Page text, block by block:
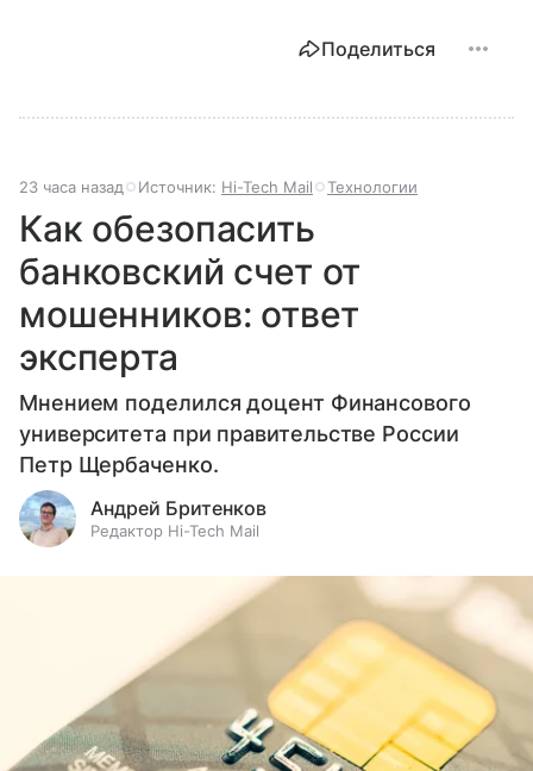
Поделиться
23 часа назад Источник: Hi-Tech Mail Технологии
Как обезопасить
банковский счет от
мошенников: ответ
эксперта
Мнением поделился доцент Финансового
университета при правительстве России
Петр Щербаченко.
Андрей Бритенков
Редактор Hi-Tech Mail